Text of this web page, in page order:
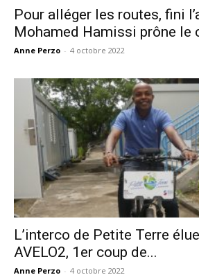
Pour alléger les routes, fini
Mohamed Hamissi prône le
Anne Perzo - 4 octobre 2022
L’interco de Petite Terre
AVELO2, 1er coup de...
Anne Perzo - 4 octobre 2022